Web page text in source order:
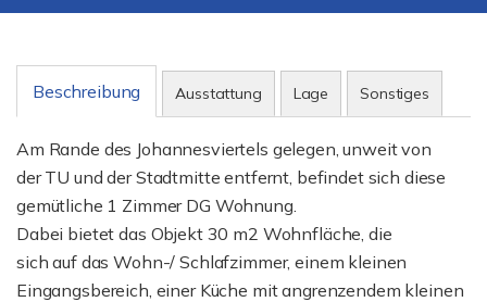
Beschreibung Ausstattung Lage Sonstiges
Am Rande des Johannesviertels gelegen, unweit von
der TU und der Stadtmitte entfernt, befindet sich diese
gemütliche 1 Zimmer DG Wohnung.
Dabei bietet das Objekt 30 m2 Wohnfläche, die
sich auf das Wohn-/ Schlafzimmer, einem kleinen
Eingangsbereich, einer Küche mit angrenzendem kleinen